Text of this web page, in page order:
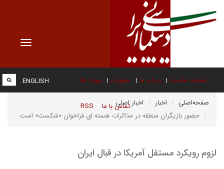
Toggle
صفحه نخست درباره ما عضویت پیوند ها
تماس با ما RSS
ENGLISH
صفحه‌اصلی اخبار
اخبار اصلی
حضور بازیگران منطقه در مذاکرات هسته ای فراخوان «شکست» است
لزوم رویکرد مستقل آمریکا در قبال ایران